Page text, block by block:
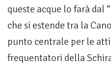
queste acque lo farà dal
che si estende tra la
punto centrale per le
frequentatori della